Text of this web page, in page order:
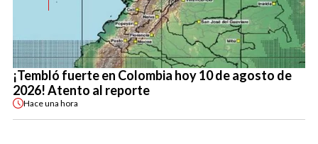
¡Tembló fuerte en Colombia hoy 10 de agosto de
2026! Atento al reporte
Haceuna hora